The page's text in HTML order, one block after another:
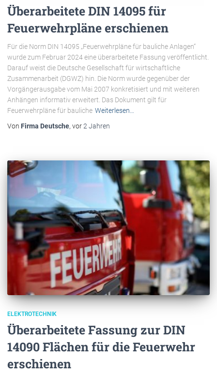
Überarbeitete DIN 14095 für
Feuerwehrpläne erschienen
Für die Norm DIN 14095 „Feuerwehrpläne für bauliche Anlagen“
wurde zum Februar 2024 eine überarbeitete Fassung veröffentlicht.
Darauf weist die Deutsche Gesellschaft für wirtschaftliche
Zusammenarbeit (DGWZ) hin. Die Norm wurde gegenüber der
Vorgängerausgabe vom Mai 2007 konkretisiert und mit weiteren
Anhängen informativ erweitert. Das Dokument gilt für
Feuerwehrpläne für bauliche Weiterlesen…
Von Firma Deutsche, vor2 Jahren
ELEKTROTECHNIK
Überarbeitete Fassung zur DIN
14090 Flächen für die Feuerwehr
erschienen